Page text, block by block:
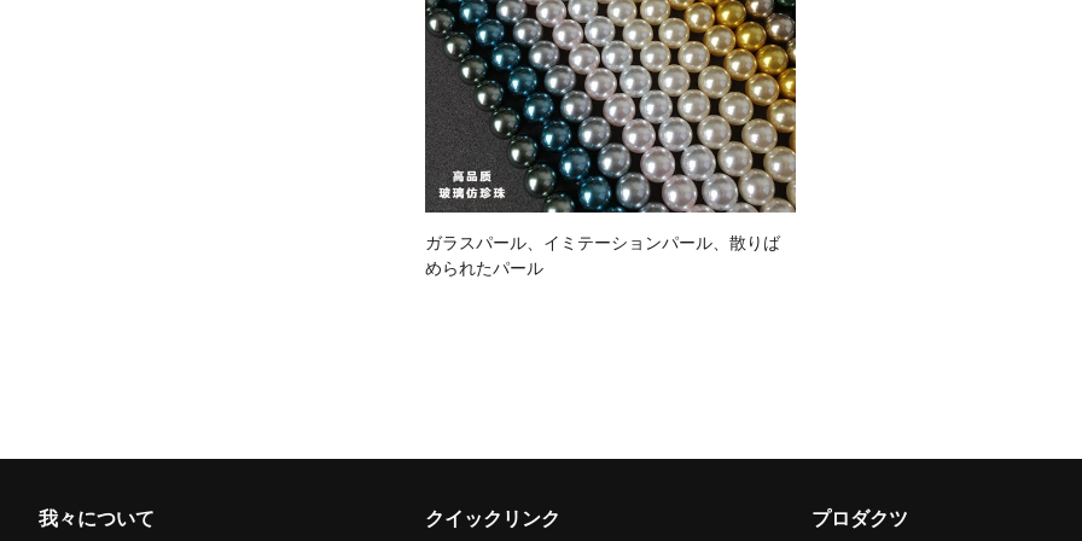
ガラスパール、イミテーションパール、散りば
められたパール
我々について クイックリンク プロダクツ